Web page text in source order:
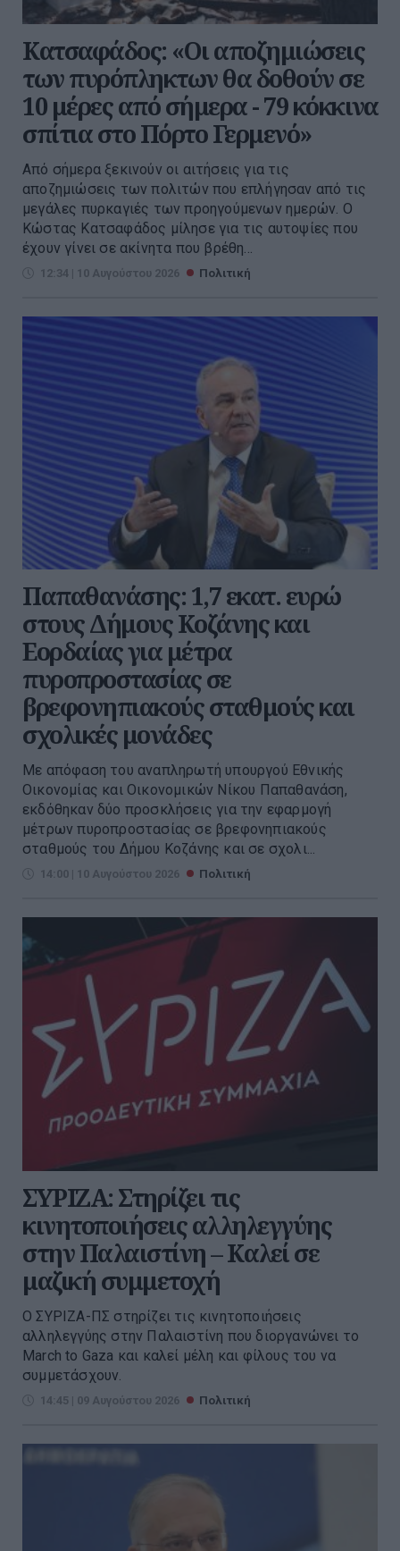
Kατσαφάδος: «Οι αποζημιώσεις
των πυρόπληκτων θα δοθούν σε
10 μέρες από σήμερα - 79 κόκκινα
σπίτια στο Πόρτο Γερμενό»
Από σήμερα ξεκινούν οι αιτήσεις για τις
αποζημιώσεις των πολιτών που επλήγησαν από τις
μεγάλες πυρκαγιές των προηγούμενων ημερών. Ο
Κώστας Κατσαφάδος μίλησε για τις αυτοψίες που
έχουν γίνει σε ακίνητα που βρέθη...
12:34 | 10 Αυγούστου 2026 Πολιτική
Παπαθανάσης: 1,7 εκατ. ευρώ
στους Δήμους Κοζάνης και
Εορδαίας για μέτρα
πυροπροστασίας σε
βρεφονηπιακούς σταθμούς και
σχολικές μονάδες
Με απόφαση του αναπληρωτή υπουργού Εθνικής
Οικονομίας και Οικονομικών Νίκου Παπαθανάση,
εκδόθηκαν δύο προσκλήσεις για την εφαρμογή
μέτρων πυροπροστασίας σε βρεφονηπιακούς
σταθμούς του Δήμου Κοζάνης και σε σχολι...
14:00 | 10 Αυγούστου 2026 Πολιτική
ΣΥΡΙΖΑ: Στηρίζει τις
κινητοποιήσεις αλληλεγγύης
στην Παλαιστίνη – Καλεί σε
μαζική συμμετοχή
Ο ΣΥΡΙΖΑ-ΠΣ στηρίζει τις κινητοποιήσεις
αλληλεγγύης στην Παλαιστίνη που διοργανώνει το
March to Gaza και καλεί μέλη και φίλους του να
συμμετάσχουν.
14:45 | 09 Αυγούστου 2026 Πολιτική